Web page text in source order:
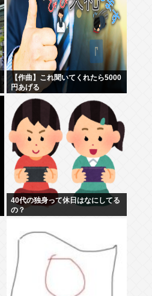
【作曲】これ聞いてくれたら5000
円あげる
40代の独身って休日はなにしてる
の？